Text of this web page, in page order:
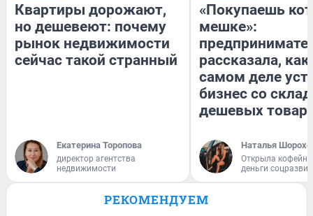
Квартиры дорожают,
но дешевеют: почему
рынок недвижимости
сейчас такой странный
Екатерина Торопова
директор агентства
недвижимости
«Покупаешь
мешке»:
рассказала, как
самом деле
бизнес со
дешевых
Наталья
Открыла
деньги
РЕКОМЕНДУЕМ